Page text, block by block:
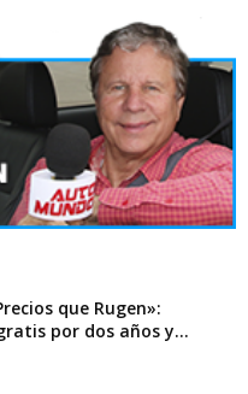
que Rugen»:
por dos años y...